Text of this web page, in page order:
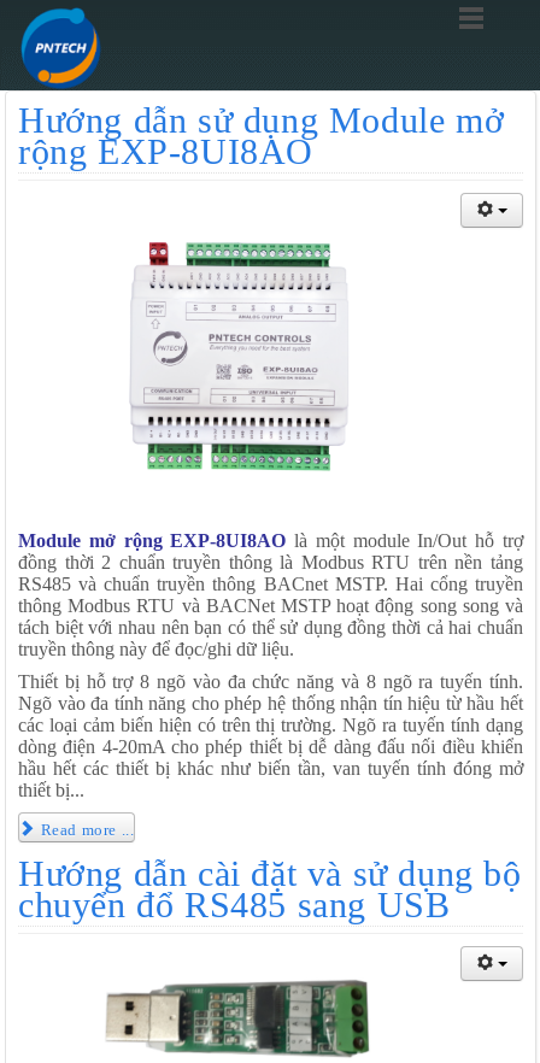
Hướng dẫn sử dụng Module mở
rộng EXP-8UI8AO
Module mở rộng EXP-8UI8AOlà một module In/Out hỗ trợ
đồng thời 2 chuẩn truyền thông là Modbus RTU trên nền tảng
RS485 và chuẩn truyền thông BACnet MSTP. Hai cổng truyền
thông Modbus RTU và BACNet MSTP hoạt động song song và
tách biệt với nhau nên bạn có thể sử dụng đồng thời cả hai chuẩn
truyền thông này để đọc/ghi dữ liệu.
Thiết bị hỗ trợ 8 ngõ vào đa chức năng và 8 ngõ ra tuyến tính.
Ngõ vào đa tính năng cho phép hệ thống nhận tín hiệu từ hầu hết
các loại cảm biến hiện có trên thị trường. Ngõ ra tuyến tính dạng
dòng điện 4-20mA cho phép thiết bị dễ dàng đấu nối điều khiển
hầu hết các thiết bị khác như biến tần, van tuyến tính đóng mở
thiết bị...
Read more ...
Hướng dẫn cài đặt và sử dụng bộ
chuyển đổ RS485 sang USB